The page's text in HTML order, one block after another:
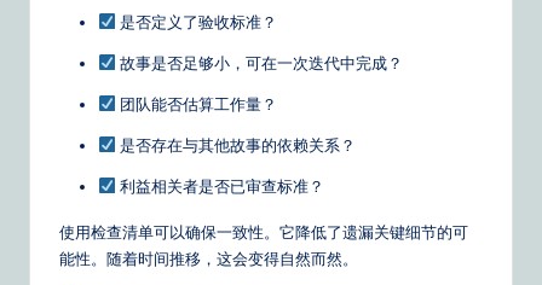
是否定义了验收标准？
故事是否足够小，可在一次迭代中完成？
团队能否估算工作量？
是否存在与其他故事的依赖关系？
利益相关者是否已审查标准？
使用检查清单可以确保一致性。它降低了遗漏关键细节的可
能性。随着时间推移，这会变得自然而然。